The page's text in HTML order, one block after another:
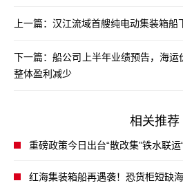
上一篇： 汉江流域首艘纯电动集装箱船
下一篇：船公司上半年业绩预告，海
整体盈利减少
相关推荐
重磅政策今日出台“散改集”铁水联运
红海集装箱船再遇袭！恐货柜短缺